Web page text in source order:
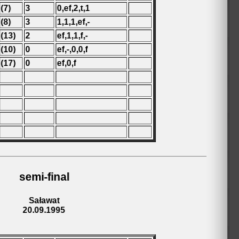
(7) 3
0,ef,2,t,1
(8) 3
1,1,1,ef,-
(13) 2
ef,1,1,f,-
(10) 0
ef,-,0,0,f
(17) 0 ef,0,f
semi-final
Saławat
20.09.1995